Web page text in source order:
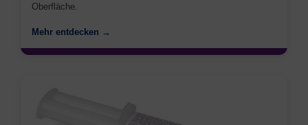
Oberfläche.
Mehr entdecken →